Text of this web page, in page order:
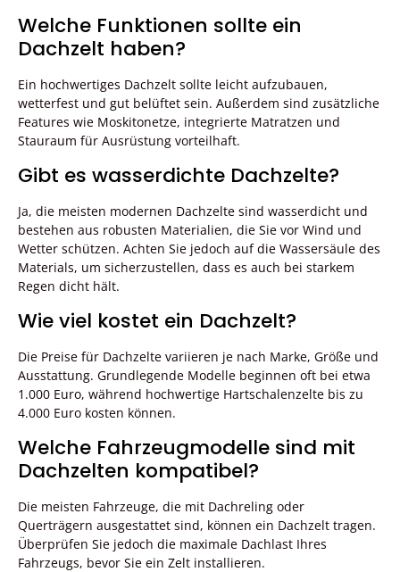
Welche Funktionen sollte ein
Dachzelt haben?
Ein hochwertiges Dachzelt sollte leicht aufzubauen,
wetterfest und gut belüftet sein. Außerdem sind zusätzliche
Features wie Moskitonetze, integrierte Matratzen und
Stauraum für Ausrüstung vorteilhaft.
Gibt es wasserdichte Dachzelte?
Ja, die meisten modernen Dachzelte sind wasserdicht und
bestehen aus robusten Materialien, die Sie vor Wind und
Wetter schützen. Achten Sie jedoch auf die Wassersäule des
Materials, um sicherzustellen, dass es auch bei starkem
Regen dicht hält.
Wie viel kostet ein Dachzelt?
Die Preise für Dachzelte variieren je nach Marke, Größe und
Ausstattung. Grundlegende Modelle beginnen oft bei etwa
1.000 Euro, während hochwertige Hartschalenzelte bis zu
4.000 Euro kosten können.
Welche Fahrzeugmodelle sind mit
Dachzelten kompatibel?
Die meisten Fahrzeuge, die mit Dachreling oder
Querträgern ausgestattet sind, können ein Dachzelt tragen.
Überprüfen Sie jedoch die maximale Dachlast Ihres
Fahrzeugs, bevor Sie ein Zelt installieren.